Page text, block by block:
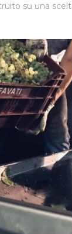
su una